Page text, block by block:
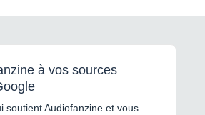
à vos sources
soutient Audiofanzine et vous